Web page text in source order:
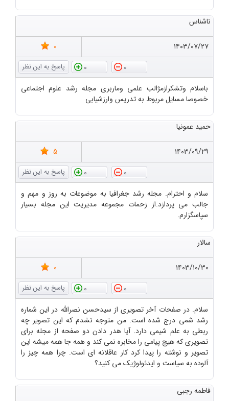
ناشناس
۱۴۰۳/۰۷/۲۷
0
0
0
باسلام وتشکرازمژالب علمی وماربری مجله رشد علوم اجتماعی
خصوصا مسایل مربوط به تدریس وارزشیابی
حمید عمونیا
۱۴۰۳/۰۹/۲۹
5
0
0
سلام و احترام. مجله رشد جغرافیا به موضوعات به روز و مهم و
جالب می پردازد.از زحمات مجموعه مدیریت این مجله بسیار
سپاسگزارم.
سالار
۱۴۰۳/۱۰/۳۰
0
0
0
سلام. در صفحات آخر تصویری از سیدحسن نصرالله در این شماره
رشد شمی درج شده است. من متوجه نشدم که این تصویر چه
ربطی به علم شیمی دارد. آیا هدر دادن دو صفحه از مجله برای
تصویری که هیچ پیامی را مخابره نمی کند و همه جا همه میشه این
تصویر و نوشته را پیدا کرد کار عاقلانه ای است. چرا همه چیز را
آلوده به سیاست و ایدئولوژیک می کنید؟
فاطمه رجبی